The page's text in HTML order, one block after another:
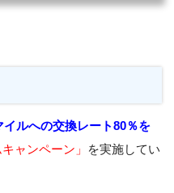
ルへの交換レート80％を
ャンペーン」
を実施してい